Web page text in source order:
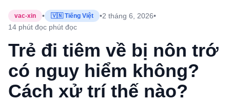
vac-xin • 🇻🇳 Tiếng Việt •2 tháng 6, 2026•
14 phút đọc phút đọc
Trẻ đi tiêm về bị nôn trớ
có nguy hiểm không?
Cách xử trí thế nào?